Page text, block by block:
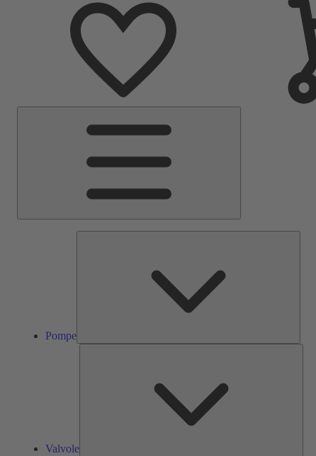
Pompe
Valvole